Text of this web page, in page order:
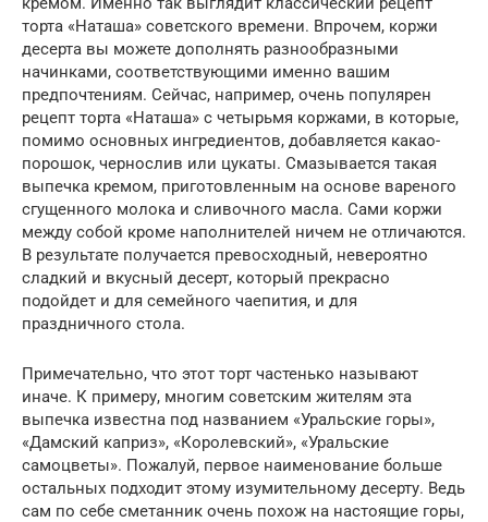
торта «Наташа» советского времени. Впрочем, коржи
десерта вы можете дополнять разнообразными
начинками, соответствующими именно вашим
предпочтениям. Сейчас, например, очень популярен
рецепт торта «Наташа» с четырьмя коржами, в которые,
помимо основных ингредиентов, добавляется какао-
порошок, чернослив или цукаты. Смазывается такая
выпечка кремом, приготовленным на основе вареного
сгущенного молока и сливочного масла. Сами коржи
между собой кроме наполнителей ничем не отличаются.
В результате получается превосходный, невероятно
сладкий и вкусный десерт, который прекрасно
подойдет и для семейного чаепития, и для
праздничного стола.
Примечательно, что этот торт частенько называют
иначе. К примеру, многим советским жителям эта
выпечка известна под названием «Уральские горы»,
«Дамский каприз», «Королевский», «Уральские
самоцветы». Пожалуй, первое наименование больше
остальных подходит этому изумительному десерту. Ведь
сам по себе сметанник очень похож на настоящие горы,